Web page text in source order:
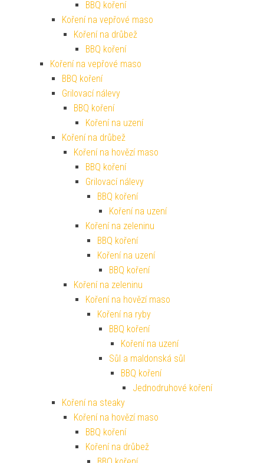
BBQ koření
Koření na vepřové maso
Koření na drůbež
BBQ koření
Koření na vepřové maso
BBQ koření
Grilovací nálevy
BBQ koření
Koření na uzení
Koření na drůbež
Koření na hovězí maso
BBQ koření
Grilovací nálevy
BBQ koření
Koření na uzení
Koření na zeleninu
BBQ koření
Koření na uzení
BBQ koření
Koření na zeleninu
Koření na hovězí maso
Koření na ryby
BBQ koření
Koření na uzení
Sůl a maldonská sůl
BBQ koření
Jednodruhové koření
Koření na steaky
Koření na hovězí maso
BBQ koření
Koření na drůbež